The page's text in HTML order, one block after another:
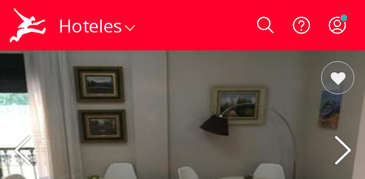
Hoteles Login